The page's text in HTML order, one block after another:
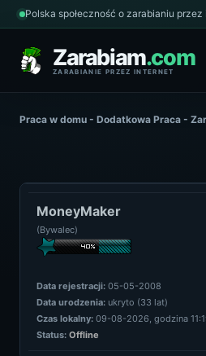
Polska społeczność o zarabianiu
Zarabiam.com
ZARABIANIE PRZEZ INTERNET
Praca w domu - Dodatkowa Praca -
MoneyMaker
(Bywalec)
Data rejestracji: 05-05-2008
Data urodzenia: ukryto (33 lat)
Czas lokalny: 09-08-2026, godzina
Status: Offline